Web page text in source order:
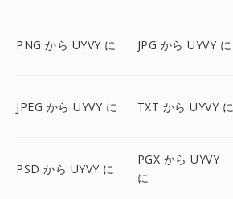
PNG から UYVY に JPG から UYVY に
JPEG から UYVY に TXT から UYVY に
PSD から UYVY に
PGX から UYVY
に